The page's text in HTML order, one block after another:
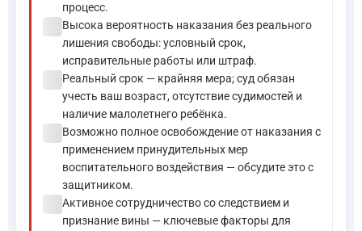
процесс.
Высока вероятность наказания без реального
лишения свободы: условный срок,
исправительные работы или штраф.
Реальный срок — крайняя мера; суд обязан
учесть ваш возраст, отсутствие судимостей и
наличие малолетнего ребёнка.
Возможно полное освобождение от наказания с
применением принудительных мер
воспитательного воздействия — обсудите это с
защитником.
Активное сотрудничество со следствием и
признание вины — ключевые факторы для